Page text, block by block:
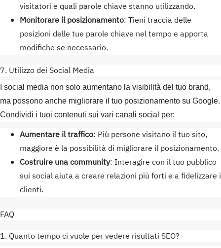
visitatori e quali parole chiave stanno utilizzando.
Monitorare il posizionamento: Tieni traccia delle
posizioni delle tue parole chiave nel tempo e apporta
modifiche se necessario.
7. Utilizzo dei Social Media
I social media non solo aumentano la visibilità del tuo brand,
ma possono anche migliorare il tuo posizionamento su Google.
Condividi i tuoi contenuti sui vari canali social per:
Aumentare il traffico: Più persone visitano il tuo sito,
maggiore è la possibilità di migliorare il posizionamento.
Costruire una community: Interagire con il tuo pubblico
sui social aiuta a creare relazioni più forti e a fidelizzare i
clienti.
FAQ
1. Quanto tempo ci vuole per vedere risultati SEO?